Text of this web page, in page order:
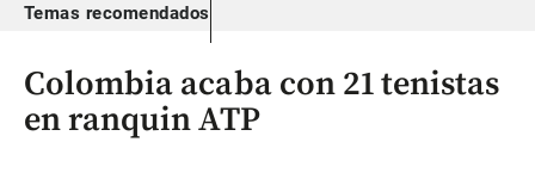
Temas recomendados
Colombia acaba con 21 tenistas
en ranquin ATP